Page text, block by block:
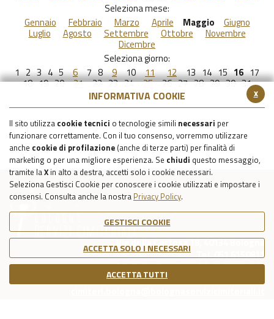
x
INFORMATIVA COOKIE
Il sito utilizza cookie tecnici o tecnologie simili necessari per
funzionare correttamente. Con il tuo consenso, vorremmo utilizzare
anche cookie di profilazione (anche di terze parti) per finalità di
marketing o per una migliore esperienza. Se chiudi questo messaggio,
tramite laX in alto a destra, accetti solo i cookie necessari.
Seleziona Gestisci Cookie per conoscere i cookie utilizzati e impostare i
consensi. Consulta anche la nostra Privacy Policy.
GESTISCI COOKIE
ACCETTA SOLO I NECESSARI
ACCETTA TUTTI
Seleziona mese:
Gennaio
Febbraio Marzo Aprile Maggio Giugno
Luglio Agosto Settembre Ottobre Novembre
Dicembre
Seleziona giorno:
1 2 3 4 5 6 7 8 9 10 11 12 13 14 15 16 17
18 19 20 21 22 23 24 25 26 27 28 29 30 31
Via della Certosa 18, 40134 Bologna
Tel. 051 6150811
C.F./P.IVA Reg. Imp. BO 03079781203
Capitale Sociale Int. Vers. €39.215,69